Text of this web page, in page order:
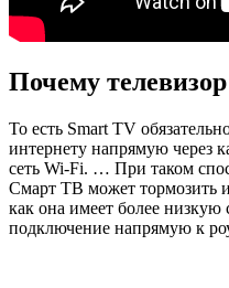
Почему
То есть Smart TV
интернету напрямую через
сеть Wi-Fi. … При таком
Смарт ТВ может тормозить
как она имеет более низкую
подключение напрямую к